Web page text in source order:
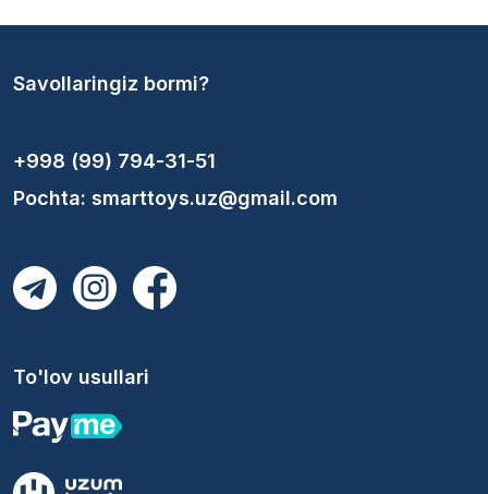
Savollaringiz bormi?
+998 (99) 794-31-51
Pochta: smarttoys.uz@gmail.com
To'lov usullari